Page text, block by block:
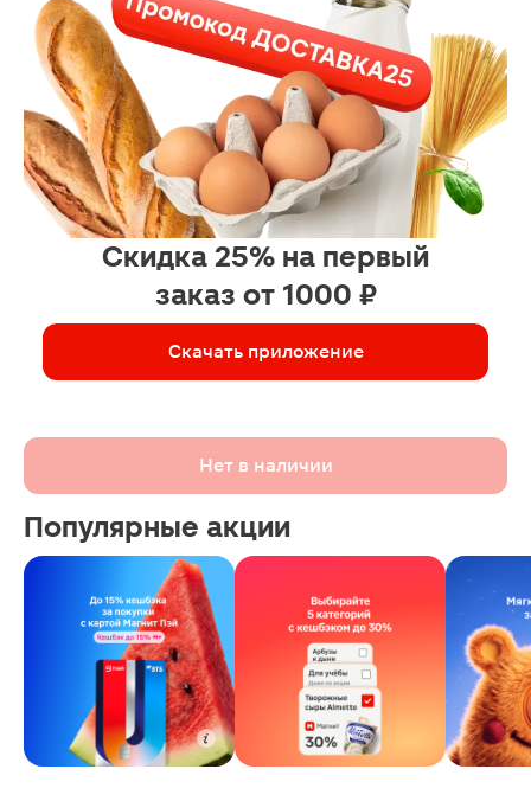
Скидка 25% на первый
заказ от 1000 ₽
Скачать приложение
Нет в наличии
Популярные акции